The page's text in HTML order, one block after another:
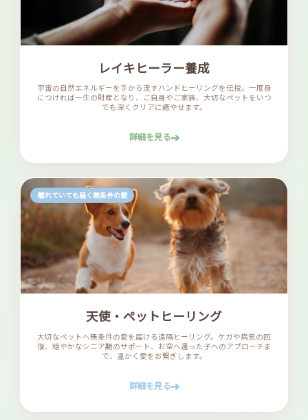
レイキヒーラー養成
宇宙の自然エネルギーを手から流すハンドヒーリングを伝授。一度身
につければ一生の財産となり、ご自身やご家族、大切なペットをいつ
でも深くクリアに癒やせます。
詳細を見る➔
離れていても届く無条件の愛
天使・ペットヒーリング
大切なペットへ無条件の愛を届ける遠隔ヒーリング。ケガや病気の回
復、穏やかなシニア期のサポート、お空へ還った子へのアプローチま
で、温かく愛をお繋ぎします。
詳細を見る➔